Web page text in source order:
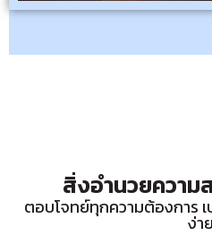
สิ่งอำนวยความ
ตอบโจทย์ทุกความต้องการ เ
ง่าย